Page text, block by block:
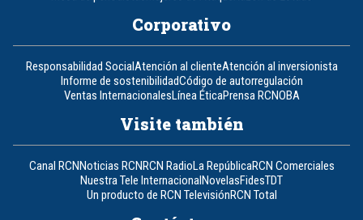
Corporativo
Responsabilidad SocialAtención al clienteAtención al inversionista
Informe de sostenibilidadCódigo de autorregulación
Ventas InternacionalesLínea ÉticaPrensa RCNOBA
Visite también
Canal RCNNoticias RCNRCN RadioLa RepúblicaRCN Comerciales
Nuestra Tele InternacionalNovelasFidesTDT
Un producto de RCN TelevisiónRCN Total